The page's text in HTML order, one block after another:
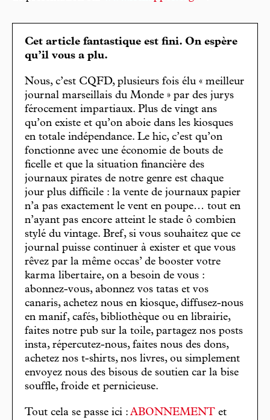
Cet article fantastique est fini. On espère
qu’il vous a plu.
Nous, c’est CQFD, plusieurs fois élu « meilleur
journal marseillais du Monde » par des jurys
férocement impartiaux. Plus de vingt ans
qu’on existe et qu’on aboie dans les kiosques
en totale indépendance. Le hic, c’est qu’on
fonctionne avec une économie de bouts de
ficelle et que la situation financière des
journaux pirates de notre genre est chaque
jour plus difficile : la vente de journaux papier
n’a pas exactement le vent en poupe… tout en
n’ayant pas encore atteint le stade ô combien
stylé du vintage. Bref, si vous souhaitez que ce
journal puisse continuer à exister et que vous
rêvez par la même occas’ de booster votre
karma libertaire, on a besoin de vous :
abonnez-vous, abonnez vos tatas et vos
canaris, achetez nous en kiosque, diffusez-nous
en manif, cafés, bibliothèque ou en librairie,
faites notre pub sur la toile, partagez nos posts
insta, répercutez-nous, faites nous des dons,
achetez nos t-shirts, nos livres, ou simplement
envoyez nous des bisous de soutien car la bise
souffle, froide et pernicieuse.
Tout cela se passe ici : ABONNEMENT et